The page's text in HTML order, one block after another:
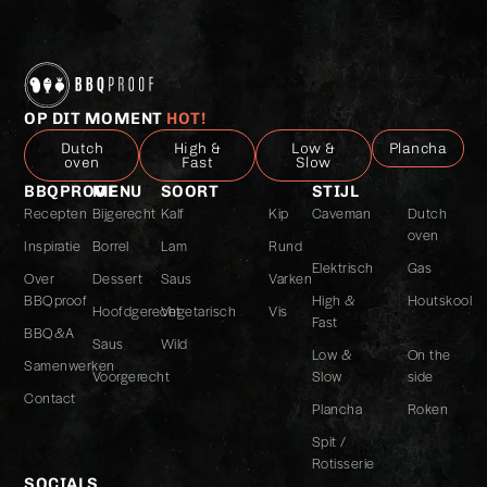
OP DIT MOMENT HOT!
Dutch
oven
High &
Fast
Low &
Slow
Plancha
BBQPROOF
Recepten
Inspiratie
Over
BBQproof
BBQ&A
Samenwerken
Contact
MENU
Bijgerecht
Borrel
Dessert
Hoofdgerecht
Saus
Voorgerecht
SOORT
Kalf
Kip
Lam
Rund
Saus
Varken
Vegetarisch
Vis
Wild
STIJL
Caveman
Dutch
oven
Elektrisch
Gas
High &
Fast
Houtskool
Low &
Slow
On the
side
Plancha
Roken
Spit /
Rotisserie